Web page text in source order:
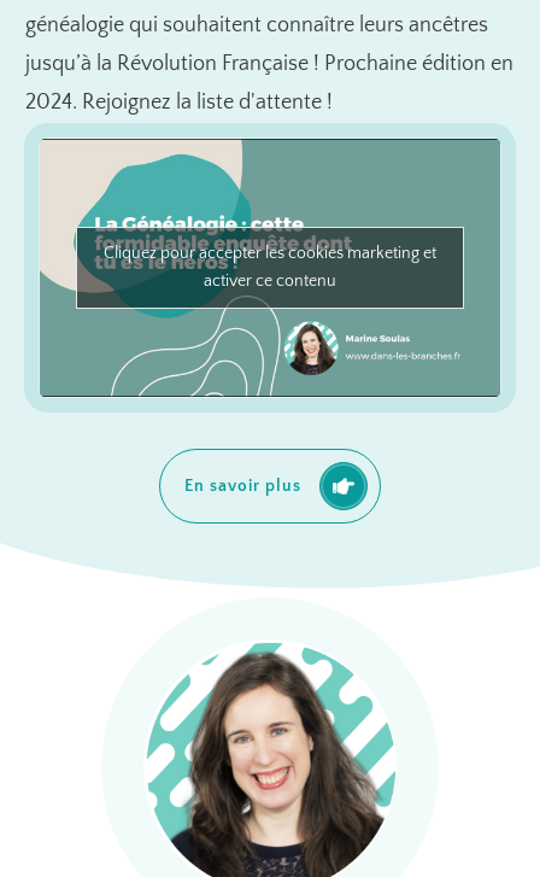
généalogie qui souhaitent connaître leurs ancêtres
jusqu’à la Révolution Française ! Prochaine édition en
2024. Rejoignez la liste d'attente !
Cliquez pour accepter les cookies marketing et
activer ce contenu
En savoir plus